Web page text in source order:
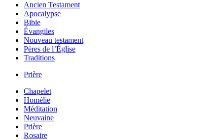
Ancien Testament
Apocalypse
Bible
Évangiles
Nouveau testament
Pères de l’Église
Traditions
Prière
Chapelet
Homélie
Méditation
Neuvaine
Prière
Rosaire